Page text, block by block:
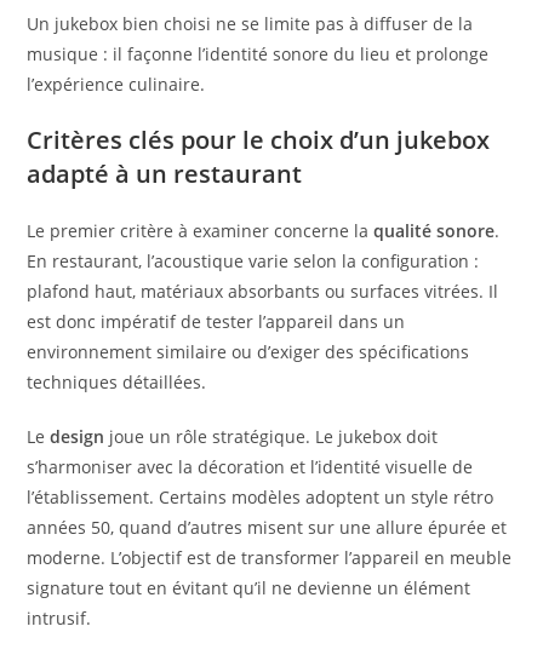
Un jukebox bien choisi ne se limite pas à diffuser de la
musique : il façonne l’identité sonore du lieu et prolonge
l’expérience culinaire.
Critères clés pour le choix d’un jukebox
adapté à un restaurant
Le premier critère à examiner concerne laqualité sonore.
En restaurant, l’acoustique varie selon la configuration :
plafond haut, matériaux absorbants ou surfaces vitrées. Il
est donc impératif de tester l’appareil dans un
environnement similaire ou d’exiger des spécifications
techniques détaillées.
Ledesign joue un rôle stratégique. Le jukebox doit
s’harmoniser avec la décoration et l’identité visuelle de
l’établissement. Certains modèles adoptent un style rétro
années 50, quand d’autres misent sur une allure épurée et
moderne. L’objectif est de transformer l’appareil en meuble
signature tout en évitant qu’il ne devienne un élément
intrusif.